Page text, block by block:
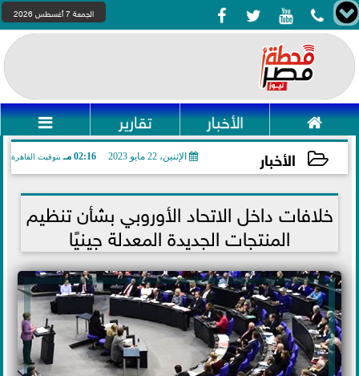
    الجمعة 7 أغسطس 2026
 الأخبار تقارير 
الأخبار الإثنين، 22 مايو 2023 02:16 مـ بتوقيت القاهرة
2023-05-22 14:16:17
خلافات داخل الاتحاد الأوروبي بشأن تنظيم
المنتجات الجديدة المعدلة جينيًا